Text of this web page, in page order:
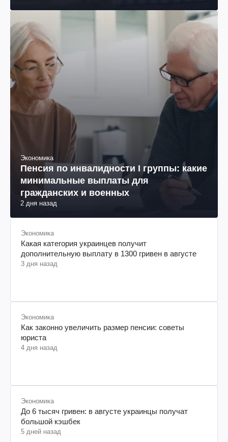
Экономика
Пенсия по инвалидности I группы: какие
минимальные выплаты для
гражданских и военных
2 дня назад
Экономика
Какая категория украинцев получит
дополнительную выплату в 1300 гривен в августе
3 дня назад
Экономика
Как законно увеличить размер пенсии: советы
юриста
4 дня назад
Экономика
До 6 тысяч гривен: в августе украинцы получат
большой кэшбек
5 дней назад